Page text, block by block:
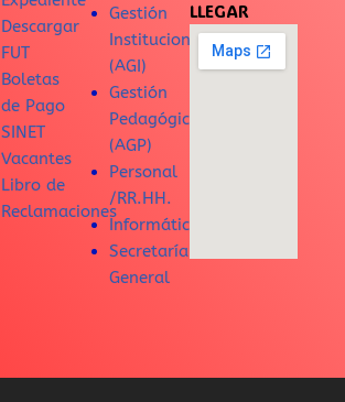
Descargar
FUT
Boletas
de Pago
SINET
Vacantes
Libro de
Reclamaciones
Gestión
Institucional
(AGI)
Gestión
Pedagógica
(AGP)
Personal
/RR.HH.
Informática
Secretaría
General
LLEGAR